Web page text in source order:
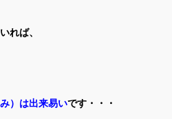
れば、
）は出来易いです・・・